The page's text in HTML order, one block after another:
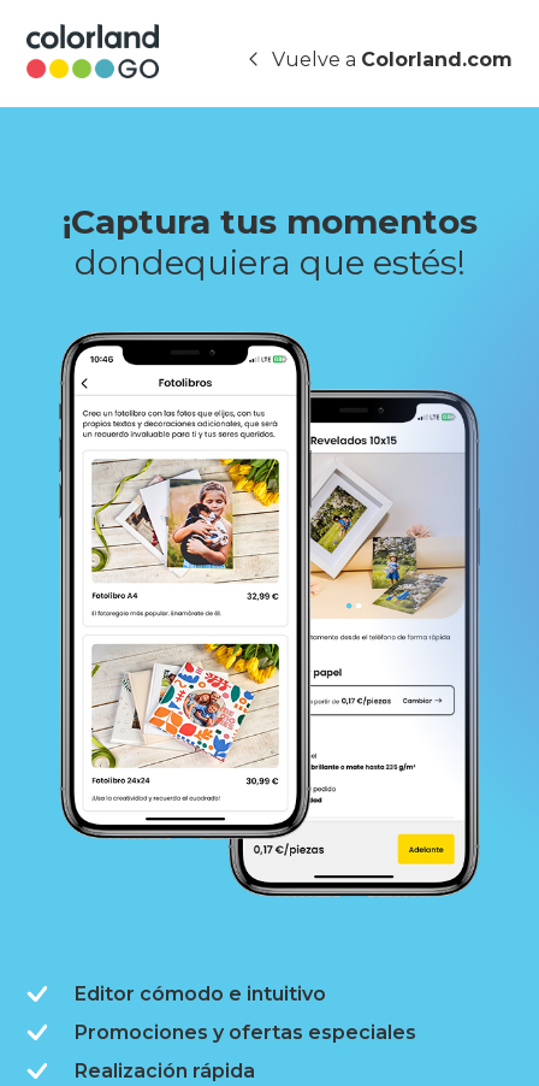
Vuelve a Colorland.com
¡Captura tus momentos
dondequiera que estés!
Editor cómodo e intuitivo
Promociones y ofertas especiales
Realización rápida